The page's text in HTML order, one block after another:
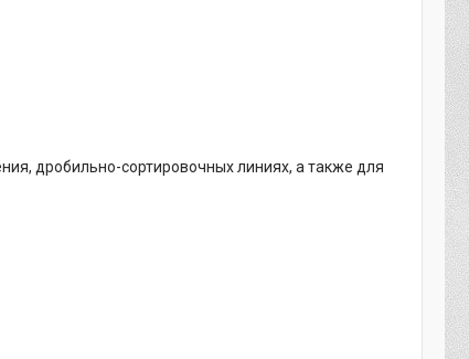
дробильно-сортировочных линиях, а также для